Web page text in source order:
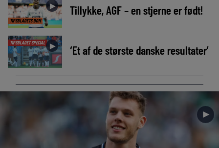
TIPSBLADETS DOM
► Tillykke, AGF – en stjerne er født!
TIPSBLADET SPECIAL ► ‘Et af de største danske resultater’
►